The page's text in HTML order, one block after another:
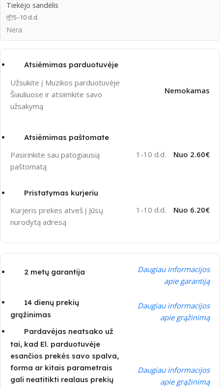
Tiekėjo sandėlis
📦5–10 d.d.
Nėra
Atsiėmimas parduotuvėje
Užsukite į Muzikos parduotuvėje
Šiauliuose ir atsiimkite savo
užsakymą
Nemokamas
Atsiėmimas paštomate
Pasirinkite sau patogiausią
paštomatą
1-10 d.d. Nuo 2.60€
Pristatymas kurjeriu
Kurjeris prekes atveš į Jūsų
nurodytą adresą
1-10 d.d. Nuo 6.20€
2 metų garantija
Daugiau informacijos
apie garantiją
14 dienų prekių
grąžinimas
Daugiau informacijos
apie grąžinimą
Pardavėjas neatsako už
tai, kad El. parduotuvėje
esančios prekės savo spalva,
forma ar kitais parametrais
gali neatitikti realaus prekių
Daugiau informacijos
apie grąžinimą